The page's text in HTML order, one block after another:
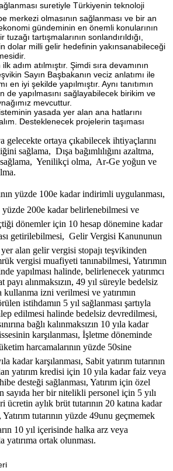
suretiyle Türkiyenin teknoloji
merkezi olmasının sağlanması ve bir an
gündeminin en önemli konularının
tartışmalarının sonlandırıldığı,
dolar milli gelir hedefinin yakınsanabileceği
adım atılmıştır. Şimdi sıra devamının
Sayın Başbakanın veciz anlatımı ile
en iyi şekilde yapılmıştır. Aynı tanıtımın
de yapılmasını sağlayabilecek birikim ve
mevcuttur.
yasada yer alan ana hatlarını
Desteklenecek projelerin taşıması
ortaya çıkabilecek ihtiyaçlarını
sağlama, Dışa bağımlılığını azaltma,
Yenilikçi olma, Ar-Ge yoğun ve
yüzde 100e kadar indirimli uygulanması,
yüzde 200e kadar belirlenebilmesi ve
dönemler için 10 hesap dönemine kadar
getirilebilmesi, Gelir Vergisi Kanununun
alan gelir vergisi stopajı teşvikinden
vergisi muafiyeti tanınabilmesi, Yatırımın
yapılması halinde, belirlenecek yatırımcı
payı alınmaksızın, 49 yıl süreyle bedelsiz
izni verilmesi ve yatırımın
istihdamın 5 yıl sağlanması şartıyla
edilmesi halinde bedelsiz devredilmesi,
bağlı kalınmaksızın 10 yıla kadar
karşılanması, İşletme döneminde
harcamalarının yüzde 50sine
kadar karşılanması, Sabit yatırım tutarının
yatırım kredisi için 10 yıla kadar faiz veya
desteği sağlanması, Yatırım için özel
sayıda her bir nitelikli personel için 5 yılı
ücretin aylık brüt tutarının 20 katına kadar
tutarının yüzde 49unu geçmemek
10 yıl içerisinde halka arz veya
yatırıma ortak olunması.